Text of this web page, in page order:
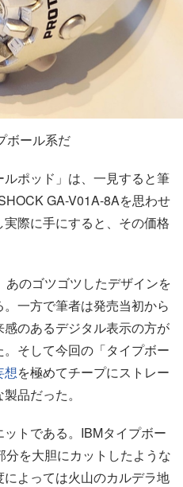
ボール系だ
ポッド」は、一見すると筆
GA-V01A-8Aを思わせ
際に手にすると、その価格
のゴツゴツしたデザインを
一方で筆者は発売当初から
感のあるデジタル表示の方が
そして今回の「タイプボー
想を極めてチープにストレー
品だった。
トである。IBMタイプボー
を大胆にカットしたような
よっては火山のカルデラ地